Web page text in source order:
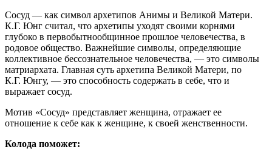
Сосуд — как символ архетипов Анимы и Великой Матери.
К.Г. Юнг считал, что архетипы уходят своими корнями
глубоко в первобытнообщинное прошлое человечества, в
родовое общество. Важнейшие символы, определяющие
коллективное бессознательное человечества, — это символы
матриархата. Главная суть архетипа Великой Матери, по
К.Г. Юнгу, — это способность содержать в себе, что и
выражает сосуд.
Мотив «Сосуд» представляет женщина, отражает ее
отношение к себе как к женщине, к своей женственности.
Колода поможет: